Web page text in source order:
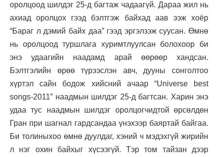
оролцоод шилдэг 25-д багтаж чадаагүй. Дараа жил нь
ахиад оролцох гээд бэлтгэж байхад аав ээж хоёр
“Бараг л дэмий байх даа” гээд эргэлзэж суусан. Өмнө
нь оролцоод туршлага хуримтлуулсан болохоор би
энэ удаагийн наадамд арай өөрөөр хандсан.
Бэлтгэлийн өрөө түрээслэн авч, дууны сонголтоо
хүртэл сайн бодож хийсний ачаар “Universe best
songs-2011” наадмын шилдэг 25-д багтсан. Харин энэ
удаа тус наадмын шилдэг оролцогчидтой өрсөлдөн
Гран при шагнал гардсандаа үнэхээр баяртай байгаа.
Би толиныхоо өмнө дуулдаг, хэний ч мэдэхгүй жирийн
л нэг охин байхыг хүсээгүй. Тэр том тайзан дээр